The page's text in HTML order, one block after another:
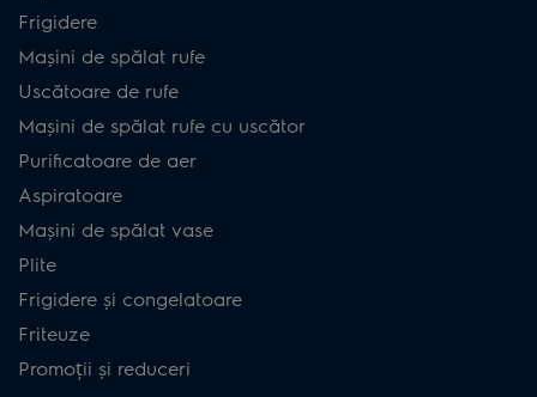
Frigidere
Mașini de spălat rufe
Uscătoare de rufe
Mașini de spălat rufe cu uscător
Purificatoare de aer
Aspiratoare
Mașini de spălat vase
Plite
Frigidere și congelatoare
Friteuze
Promoții și reduceri